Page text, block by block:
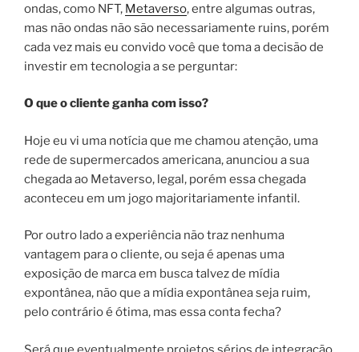
ondas, como NFT, Metaverso, entre algumas outras,
mas não ondas não são necessariamente ruins, porém
cada vez mais eu convido você que toma a decisão de
investir em tecnologia a se perguntar:
O que o cliente ganha com isso?
Hoje eu vi uma notícia que me chamou atenção, uma
rede de supermercados americana, anunciou a sua
chegada ao Metaverso, legal, porém essa chegada
aconteceu em um jogo majoritariamente infantil.
Por outro lado a experiência não traz nenhuma
vantagem para o cliente, ou seja é apenas uma
exposição de marca em busca talvez de mídia
expontânea, não que a mídia expontânea seja ruim,
pelo contrário é ótima, mas essa conta fecha?